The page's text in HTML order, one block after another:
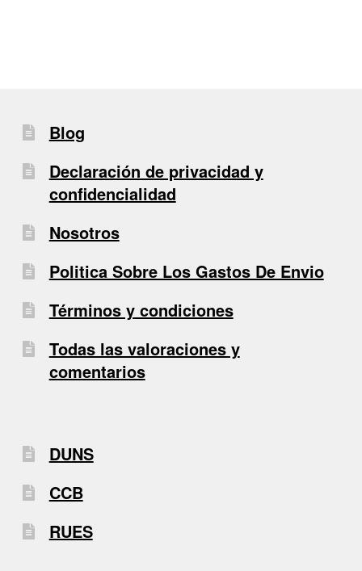
Blog
Declaración de privacidad y
confidencialidad
Nosotros
Politica Sobre Los Gastos De Envio
Términos y condiciones
Todas las valoraciones y
comentarios
DUNS
CCB
RUES